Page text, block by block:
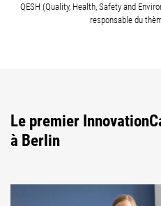
QESH (Quality, Health, Safety and
responsable du
Le premier
à Berlin